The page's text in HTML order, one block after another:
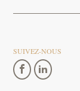
SUIVEZ-NOUS